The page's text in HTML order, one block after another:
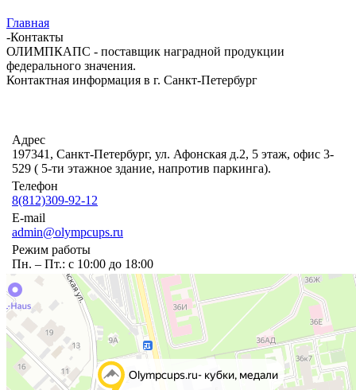
Главная
-Контакты
ОЛИМПКАПС - поставщик наградной продукции
федерального значения.
Контактная информация в г. Санкт-Петербург
Адрес
197341, Санкт-Петербург, ул. Афонская д.2, 5 этаж, офис 3-
529 ( 5-ти этажное здание, напротив паркинга).
Телефон
8(812)309-92-12
E-mail
admin@olympcups.ru
Режим работы
Пн. – Пт.: с 10:00 до 18:00